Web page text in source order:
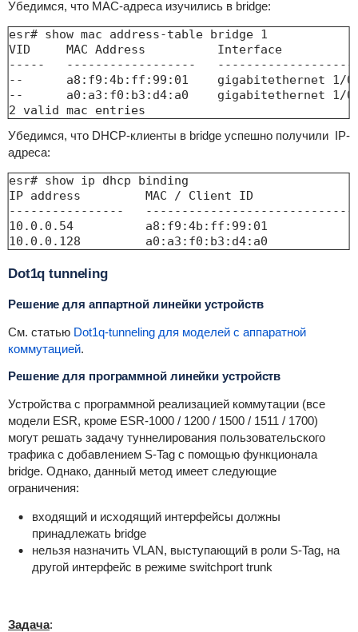
Убедимся, что MAC-адреса изучились в bridge:
esr# show mac address-table bridge 1
VID     MAC Address          Interface
-----   ------------------
--      a8:f9:4b:ff:99:01    gigabitethernet 1/
--      a0:a3:f0:b3:d4:a0    gigabitethernet
2 valid mac entries
Убедимся, что DHCP-клиенты в bridge успешно получили IP-
адреса:
esr# show ip dhcp binding
IP address         MAC / Client ID
----------------
10.0.0.54          a8:f9:4b:ff:99:01
10.0.0.128         a0:a3:f0:b3:d4:a0
Dot1q tunneling
Решение для аппартной линейки устройств
См. статью Dot1q-tunneling для моделей с аппаратной
коммутацией.
Решение для программной линейки устройств
Устройства с программной реализацией коммутации (все
модели ESR, кроме ESR-1000 / 1200 / 1500 / 1511 / 1700)
могут решать задачу туннелирования пользовательского
трафика с добавлением S-Tag с помощью функционала
bridge. Однако, данный метод имеет следующие
ограничения:
входящий и исходящий интерфейсы должны
принадлежать bridge
нельзя назначить VLAN, выступающий в роли S-Tag, на
другой интерфейс в режиме switchport trunk
Задача: